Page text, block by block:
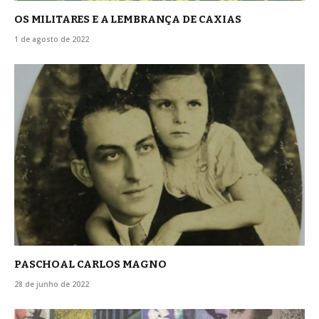
OS MILITARES E A LEMBRANÇA DE CAXIAS
1 de agosto de 2022
PASCHOAL CARLOS MAGNO
28 de junho de 2022